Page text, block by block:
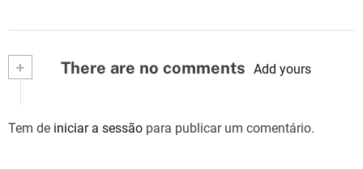
+ There are no comments Add yours
Tem de iniciar a sessão para publicar um comentário.